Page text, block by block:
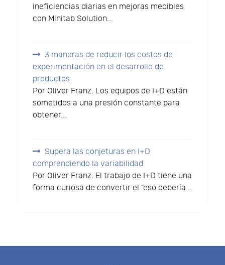
ineficiencias diarias en mejoras medibles
con Minitab Solution...
3 maneras de reducir los costos de
experimentación en el desarrollo de
productos
Por Oliver Franz. Los equipos de I+D están
sometidos a una presión constante para
obtener...
Supera las conjeturas en I+D
comprendiendo la variabilidad
Por Oliver Franz. El trabajo de I+D tiene una
forma curiosa de convertir el "eso debería...